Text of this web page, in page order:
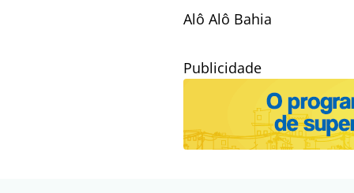
Alô Alô Bahia
Publicidade